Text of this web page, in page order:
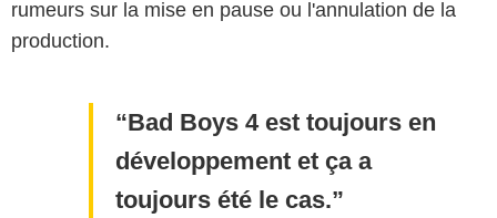
rumeurs sur la mise en pause ou l'annulation de la
production.
Bad Boys 4 est toujours en
développement et ça a
toujours été le cas.